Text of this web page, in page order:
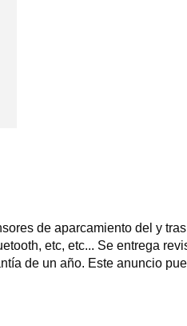
de aparcamiento del y
etc, etc... Se entrega
de un año. Este anuncio